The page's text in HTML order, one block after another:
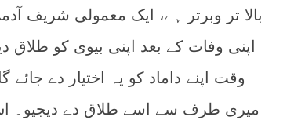
بالا تر وبرتر ہے، ایک معمولی شریف
اپنی وفات کے بعد اپنی بیوی کو
وقت اپنے داماد کو یہ اختیار دے
میری طرف سے اسے طلاق دے دیجیو۔